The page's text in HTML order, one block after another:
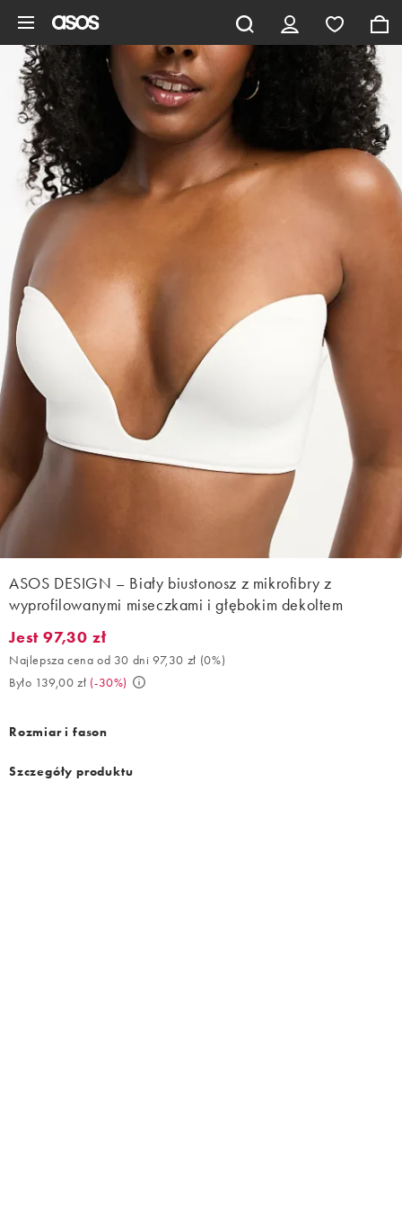
ASOS DESIGN – Biały biustonosz z mikrofibry z
wyprofilowanymi miseczkami i głębokim dekoltem
Jest 97,30 zł. Najlepsza cena od 30 dni 97,30 zł (0%). Było
Jest 97,30 zł
Najlepsza cena od 30 dni 97,30 zł (0%)
Było 139,00 zł (-30%)
Rozmiar i fason
Szczegóły produktu